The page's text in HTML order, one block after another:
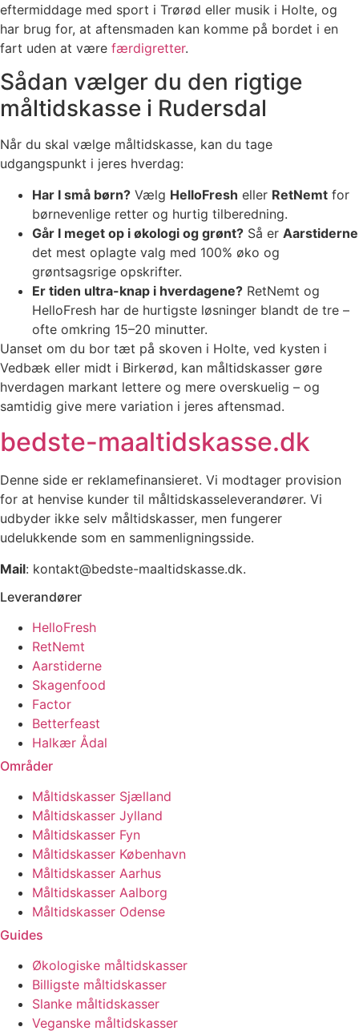
eftermiddage med sport i Trørød eller musik i Holte, og
har brug for, at aftensmaden kan komme på bordet i en
fart uden at være færdigretter.
Sådan vælger du den rigtige
måltidskasse i Rudersdal
Når du skal vælge måltidskasse, kan du tage
udgangspunkt i jeres hverdag:
Har I små børn? Vælg HelloFresh eller RetNemt for
børnevenlige retter og hurtig tilberedning.
Går I meget op i økologi og grønt? Så er Aarstiderne
det mest oplagte valg med 100% øko og
grøntsagsrige opskrifter.
Er tiden ultra-knap i hverdagene? RetNemt og
HelloFresh har de hurtigste løsninger blandt de tre –
ofte omkring 15–20 minutter.
Uanset om du bor tæt på skoven i Holte, ved kysten i
Vedbæk eller midt i Birkerød, kan måltidskasser gøre
hverdagen markant lettere og mere overskuelig – og
samtidig give mere variation i jeres aftensmad.
bedste-maaltidskasse.dk
Denne side er reklamefinansieret. Vi modtager provision
for at henvise kunder til måltidskasseleverandører. Vi
udbyder ikke selv måltidskasser, men fungerer
udelukkende som en sammenligningsside.
Mail: kontakt@bedste-maaltidskasse.dk.
Leverandører
HelloFresh
RetNemt
Aarstiderne
Skagenfood
Factor
Betterfeast
Halkær Ådal
Områder
Måltidskasser Sjælland
Måltidskasser Jylland
Måltidskasser Fyn
Måltidskasser København
Måltidskasser Aarhus
Måltidskasser Aalborg
Måltidskasser Odense
Guides
Økologiske måltidskasser
Billigste måltidskasser
Slanke måltidskasser
Veganske måltidskasser